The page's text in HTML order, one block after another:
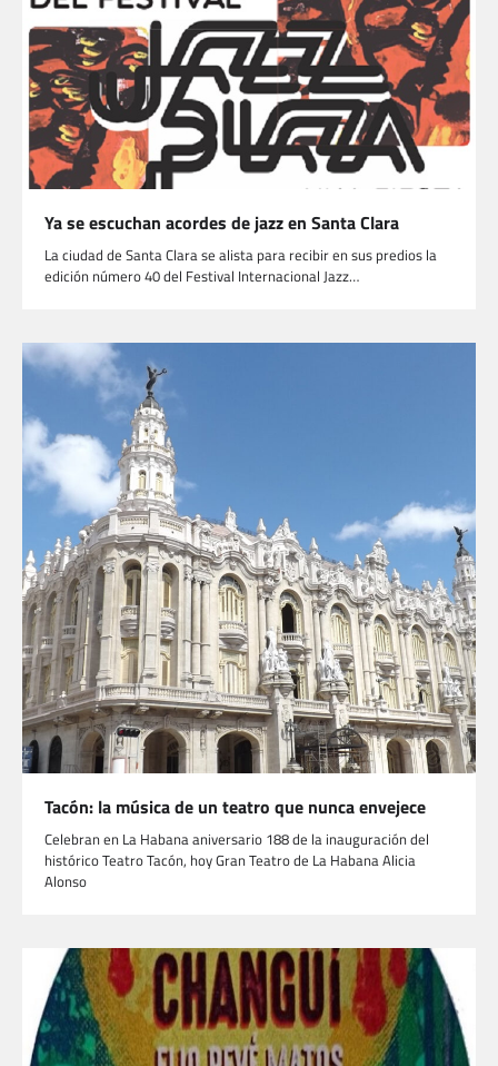
Ya se escuchan acordes de jazz en Santa Clara
La ciudad de Santa Clara se alista para recibir en sus predios la
edición número 40 del Festival Internacional Jazz…
Tacón: la música de un teatro que nunca envejece
Celebran en La Habana aniversario 188 de la inauguración del
histórico Teatro Tacón, hoy Gran Teatro de La Habana Alicia
Alonso